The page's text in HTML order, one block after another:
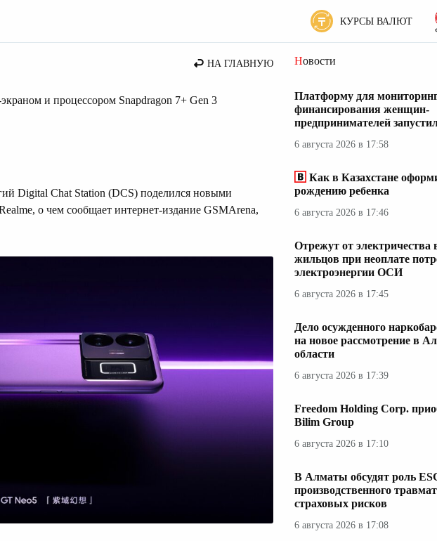
КУРСЫ ВАЛЮТ
НА ГЛАВНУЮ
и процессором Snapdragon 7+ Gen 3
Digital Chat Station (DCS) поделился новыми
о чем сообщает интернет-издание GSMArena,
Новости
Платформу для
финансирования женщин-
предпринимателей
6 августа 2026 в 17:58
Как в Казахстане
рождению ребенка
6 августа 2026 в 17:46
Отрежут от
жильцов при неоплате
электроэнергии ОСИ
6 августа 2026 в 17:45
Дело осужденного
на новое рассмотрение в
области
6 августа 2026 в 17:39
Freedom Holding Corp.
Bilim Group
6 августа 2026 в 17:10
В Алматы обсудят роль
производственного
страховых рисков
6 августа 2026 в 17:08